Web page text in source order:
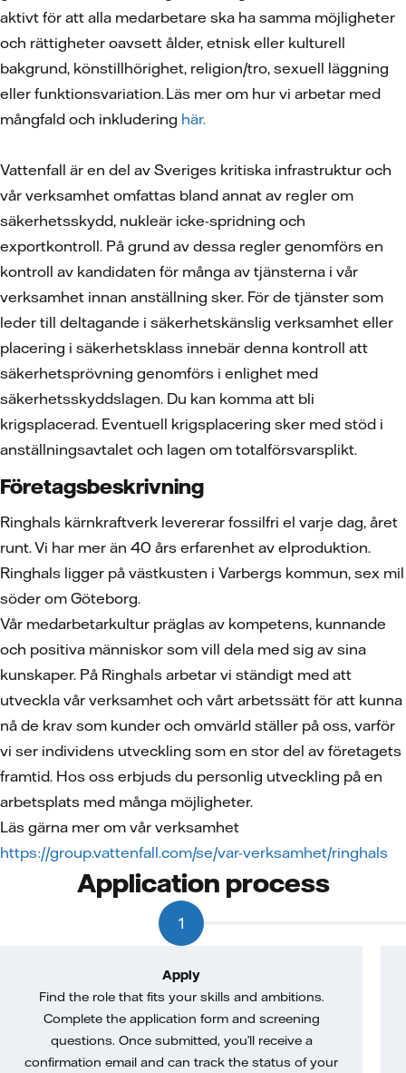
aktivt för att alla medarbetare ska ha samma möjligheter
och rättigheter oavsett ålder, etnisk eller kulturell
bakgrund, könstillhörighet, religion/tro, sexuell läggning
eller funktionsvariation. Läs mer om hur vi arbetar med
mångfald och inkludering här.
Vattenfall är en del av Sveriges kritiska infrastruktur och
vår verksamhet omfattas bland annat av regler om
säkerhetsskydd, nukleär icke-spridning och
exportkontroll. På grund av dessa regler genomförs en
kontroll av kandidaten för många av tjänsterna i vår
verksamhet innan anställning sker. För de tjänster som
leder till deltagande i säkerhetskänslig verksamhet eller
placering i säkerhetsklass innebär denna kontroll att
säkerhetsprövning genomförs i enlighet med
säkerhetsskyddslagen. Du kan komma att bli
krigsplacerad. Eventuell krigsplacering sker med stöd i
anställningsavtalet och lagen om totalförsvarsplikt.
Företagsbeskrivning
Ringhals kärnkraftverk levererar fossilfri el varje dag, året
runt. Vi har mer än 40 års erfarenhet av elproduktion.
Ringhals ligger på västkusten i Varbergs kommun, sex mil
söder om Göteborg.
Vår medarbetarkultur präglas av kompetens, kunnande
och positiva människor som vill dela med sig av sina
kunskaper. På Ringhals arbetar vi ständigt med att
utveckla vår verksamhet och vårt arbetssätt för att kunna
nå de krav som kunder och omvärld ställer på oss, varför
vi ser individens utveckling som en stor del av företagets
framtid. Hos oss erbjuds du personlig utveckling på en
arbetsplats med många möjligheter.
Läs gärna mer om vår verksamhet
https://group.vattenfall.com/se/var-verksamhet/ringhals
Application process
1
Apply
Find the role that fits your skills and ambitions.
Complete the application form and screening
questions. Once submitted, you’ll receive a
confirmation email and can track the status of your